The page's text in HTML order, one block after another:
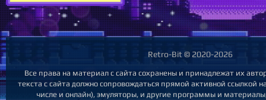
Retro-Bit © 2020-2026
Все права на материал с сайта сохранены и принадлежат их
текста с сайта должно сопровождаться прямой активной ссылкой
числе и онлайн), эмуляторы, и другие программы и